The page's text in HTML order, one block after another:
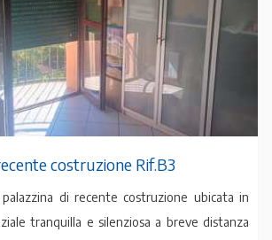
costruzione Rif.B3
di recente costruzione ubicata in
tranquilla e silenziosa a breve distanza